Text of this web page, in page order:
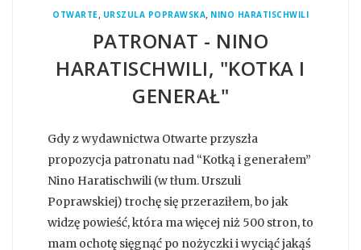
OTWARTE, URSZULA POPRAWSKA, NINO HARATISCHWILI
PATRONAT - NINO
HARATISCHWILI, "KOTKA I
GENERAŁ"
Gdy z wydawnictwa Otwarte przyszła
propozycja patronatu nad “Kotką i generałem”
Nino Haratischwili (w tłum. Urszuli
Poprawskiej) trochę się przeraziłem, bo jak
widzę powieść, która ma więcej niż 500 stron, to
mam ochotę sięgnąć po nożyczki i wyciąć jakąś